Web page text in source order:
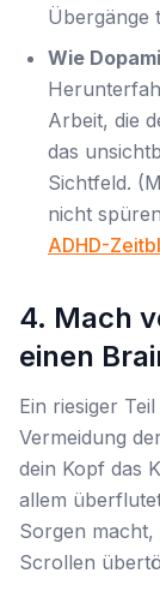
Übergänge
Wie
Arbeit, die
das
Sichtfeld.
nicht
ADHD-
4. Mach
einen
Ein riesiger
Vermeidung
dein Kopf das
allem
Sorgen macht,
Scrollen